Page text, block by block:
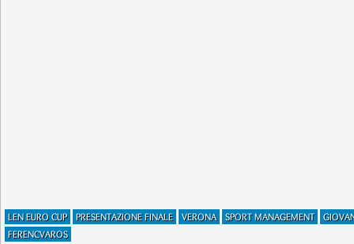
LEN EURO CUP PRESENTAZIONE FINALE VERONA SPORT MANAGEMENT
FERENCVAROS